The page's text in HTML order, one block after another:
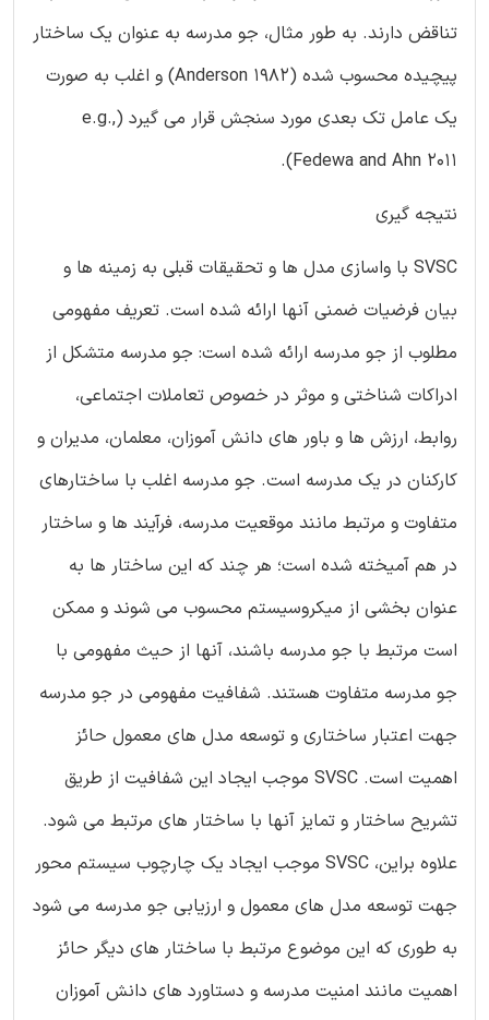
تناقض دارند. به طور مثال، جو مدرسه به عنوان یک ساختار
پیچیده محسوب شده (Anderson 1982) و اغلب به صورت
یک عامل تک بعدی مورد سنجش قرار می گیرد (e.g.,
Fedewa and Ahn 2011).
نتیجه گیری
SVSC با واسازی مدل ها و تحقیقات قبلی به زمینه ها و
بیان فرضیات ضمنی آنها ارائه شده است. تعریف مفهومی
مطلوب از جو مدرسه ارائه شده است: جو مدرسه متشکل از
ادراکات شناختی و موثر در خصوص تعاملات اجتماعی،
روابط، ارزش ها و باور های دانش آموزان، معلمان، مدیران و
کارکنان در یک مدرسه است. جو مدرسه اغلب با ساختارهای
متفاوت و مرتبط مانند موقعیت مدرسه، فرآیند ها و ساختار
در هم آمیخته شده است؛ هر چند که این ساختار ها به
عنوان بخشی از میکروسیستم محسوب می شوند و ممکن
است مرتبط با جو مدرسه باشند، آنها از حیث مفهومی با
جو مدرسه متفاوت هستند. شفافیت مفهومی در جو مدرسه
جهت اعتبار ساختاری و توسعه مدل های معمول حائز
اهمیت است. SVSC موجب ایجاد این شفافیت از طریق
تشریح ساختار و تمایز آنها با ساختار های مرتبط می شود.
علاوه براین، SVSC موجب ایجاد یک چارچوب سیستم محور
جهت توسعه مدل های معمول و ارزیابی جو مدرسه می شود
به طوری که این موضوع مرتبط با ساختار های دیگر حائز
اهمیت مانند امنیت مدرسه و دستاورد های دانش آموزان